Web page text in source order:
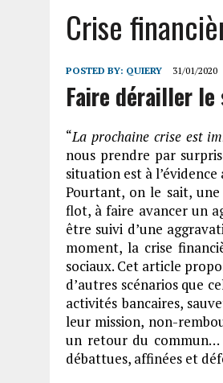
Crise
POSTED BY: QUIERY 31/01/2020
Faire dérailler
“La prochaine crise est
nous prendre par
situation est à l’évidence
Pourtant, on le sait,
flot, à faire avancer un
être suivi d’une
moment, la crise
sociaux. Cet article
d’autres scénarios que
activités bancaires,
leur mission, non-
un retour du commun…
débattues, affinées et